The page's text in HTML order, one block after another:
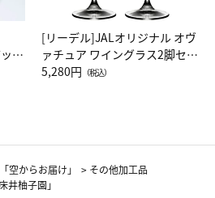
グ
[リーデル]JALオリジナル オヴ
ァチュア ワイングラス2脚セッ
ト（レッドワイン）
5,280円 （税込）
空からお届け」 > その他加工品
柚子園」